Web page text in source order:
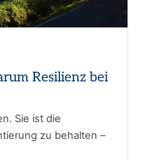
Resilienz bei
Sie ist die
zu behalten –